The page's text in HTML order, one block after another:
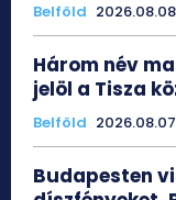
Belföld
Három név
jelöl a Tisza
Belföld
Budapesten